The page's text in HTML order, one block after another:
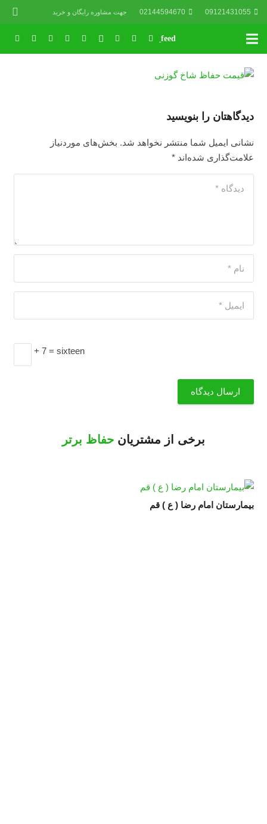
09121431055
02144594670 جهت مشاوره رایگان و خرید
دیدگاهتان را بنویسید
نشانی ایمیل شما منتشر نخواهد شد. بخش‌های موردنیاز
علامت‌گذاری شده‌اند*
+ 7 = sixteen
ارسال دیدگاه
برخی از مشتریان حفاظ برتر
بیمارستان امام رضا ( ع ) قم